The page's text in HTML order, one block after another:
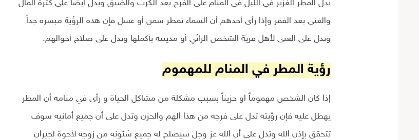
يدل المطر الغزير في الليل في المنام على الفرج بعد الكرب والضيق ويدل أيضاً على كثرة المال
والغنى بعد الفقر وإذا رأى أحدهم أن السماء تمطر سمن أو عسل فإن هذه الرؤية مبسره جداً
وتدل على الغنى لأهل قرية الشخص الرائي أو مدينته بأكملها وتدل على صلاح أحوالهم.
رؤية المطر في المنام للمهموم
إذا كان الشخص مهموماً او حزيناً بسبب مشكلة من مشاكل الحياة و رأى في منامه أن المطر
يهطل عليه فإن رؤيته تدل على فرجه من هذا الهم والحزن وتدل على أن جميع أمانيه سوف
تتحقق بإذن الله وتدل على أن الله عز وجل سيصلح له جميع شئونه من زوجة لأخوة لجيران